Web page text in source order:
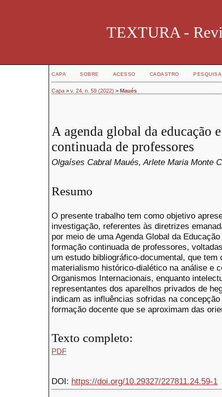
TEXTURA -
CAPA SOBRE ACESSO CADASTRO PESQUISA
Capa > v. 24, n. 59 (2022) > Maués
A agenda global da educação
continuada de professores
Olgaíses Cabral Maués, Arlete Maria Monte
Resumo
O presente trabalho tem como objetivo
investigação, referentes às diretrizes
por meio de uma Agenda Global da
formação continuada de professores,
um estudo bibliográfico-documental, que
materialismo histórico-dialético na análise e
Organismos Internacionais, enquanto
representantes dos aparelhos privados de
indicam as influências sofridas na
formação docente que se aproximam das
Texto completo:
PDF
DOI: https://doi.org/10.29327/227811.24.59-1